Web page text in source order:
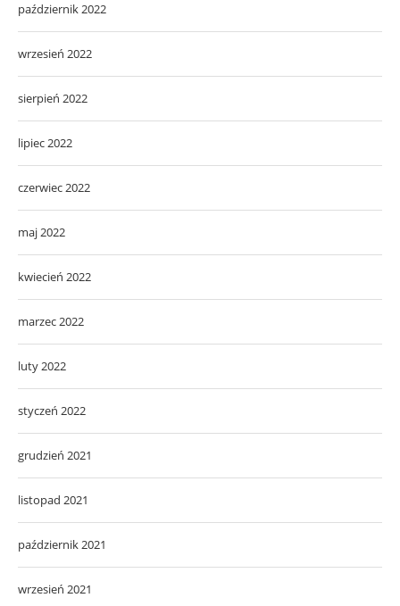
październik 2022
wrzesień 2022
sierpień 2022
lipiec 2022
czerwiec 2022
maj 2022
kwiecień 2022
marzec 2022
luty 2022
styczeń 2022
grudzień 2021
listopad 2021
październik 2021
wrzesień 2021